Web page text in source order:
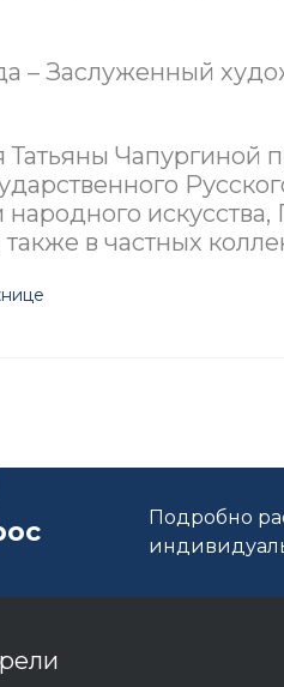
– Заслуженный
Чапургиной
в частных
Подробно